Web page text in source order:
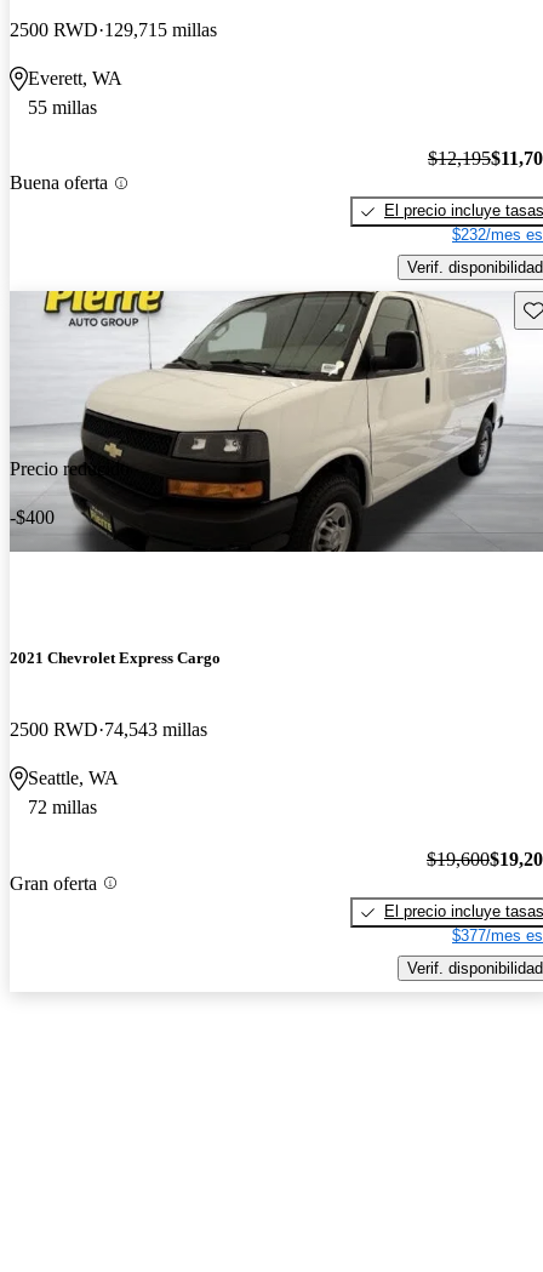
2500 RWD 129,715 millas
Everett, WA
55 millas
Buena oferta
$12,195
El precio incluye tasas
$232/mes
Verif. disponibilidad
Precio reducido
-$400
2021 Chevrolet Express Cargo
2500 RWD 74,543 millas
Seattle, WA
72 millas
Gran oferta
$19,600
El precio incluye tasas
$377/mes
Verif. disponibilidad